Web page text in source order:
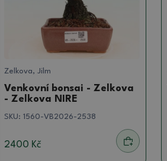
Zelkova, Jilm
Venkovní bonsai - Zelkova
- Zelkova NIRE
SKU: 1560-VB2026-2538
2400 Kč